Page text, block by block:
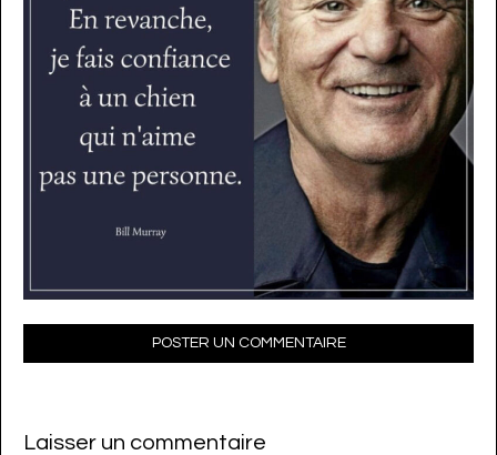
POSTER UN COMMENTAIRE
Laisser un commentaire